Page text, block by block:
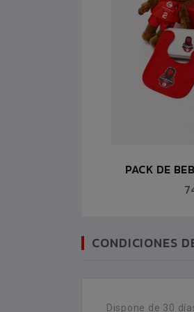
PACK DE
CONDICIONES
Dispone de 30